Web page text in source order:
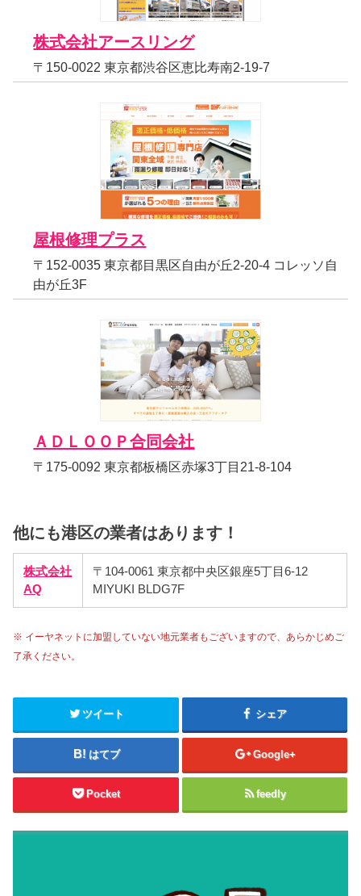
株式会社アースリング
〒150-0022 東京都渋谷区恵比寿南2-19-7
屋根修理プラス
〒152-0035 東京都目黒区自由が丘2-20-4 コレッソ自
由が丘3F
ＡＤＬＯＯＰ合同会社
〒175-0092 東京都板橋区赤塚3丁目21-8-104
他にも港区の業者はあります！
株式会社
AQ
〒104-0061 東京都中央区銀座5丁目6-12
MIYUKI BLDG7F
※ イーヤネットに加盟していない地元業者もございますので、あらかじめご
了承ください。
ツイート シェア
はてブ Google+
Pocket feedly